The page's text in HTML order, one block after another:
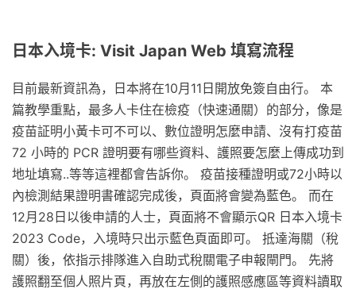
日本入境卡: Visit Japan Web 填寫流程
目前最新資訊為，日本將在10月11日開放免簽自由行。 本
篇教學重點，最多人卡住在檢疫（快速通關）的部分，像是
疫苗証明小黃卡可不可以、數位證明怎麼申請、沒有打疫苗
72 小時的 PCR 證明要有哪些資料、護照要怎麼上傳成功到
地址填寫..等等這裡都會告訴你。 疫苗接種證明或72小時以
內檢測結果證明書確認完成後，頁面將會變為藍色。 而在
12月28日以後申請的人士，頁面將不會顯示QR 日本入境卡
2023 Code，入境時只出示藍色頁面即可。 抵達海關（稅
關）後，依指示排隊進入自助式稅關電子申報閘門。 先將
護照翻至個人照片頁，再放在左側的護照感應區等資料讀取